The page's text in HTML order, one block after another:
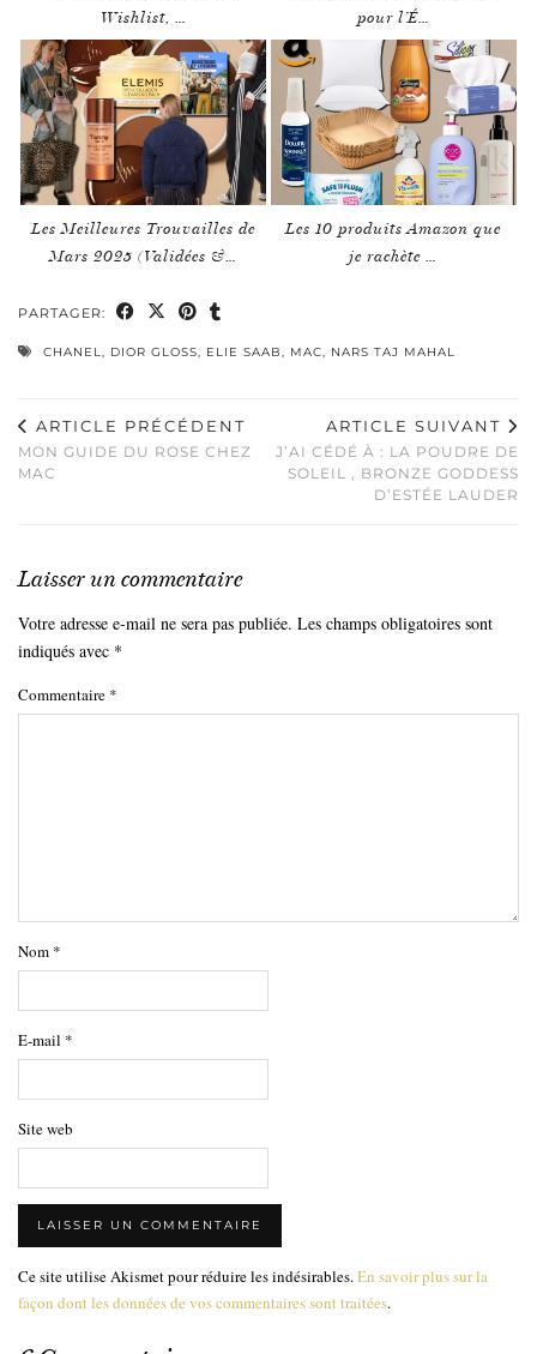
Wishlist, …
pour l’É…
Les Meilleures Trouvailles de
Mars 2025 (Validées &…
Les 10 produits Amazon que
je rachète …
PARTAGER:
CHANEL, DIOR GLOSS, ELIE SAAB, MAC, NARS TAJ MAHAL
ARTICLE PRÉCÉDENT
MON GUIDE DU ROSE CHEZ
MAC
ARTICLE SUIVANT
J’AI CÉDÉ À : LA POUDRE DE
SOLEIL , BRONZE GODDESS
D’ESTÉE LAUDER
Laisser un commentaire
Votre adresse e-mail ne sera pas publiée. Les champs obligatoires sont
indiqués avec *
Commentaire *
Nom *
E-mail *
Site web
Ce site utilise Akismet pour réduire les indésirables.En savoir plus sur la
façon dont les données de vos commentaires sont traitées.